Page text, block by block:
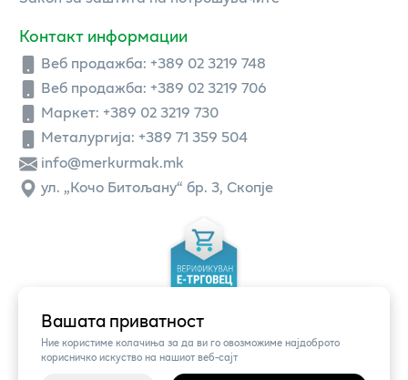
Вашата приватност
Ние користиме колачиња за да ви го овозможиме најдоброто
корисничко искуство на нашиот веб-сајт
Контакт информации
Веб продажба: +389 02 3219 748
Веб продажба: +389 02 3219 706
Маркет: +389 02 3219 730
Металургија: +389 71 359 504
info@merkurmak.mk
ул. „Кочо Битољану“ бр. 3, Скопје